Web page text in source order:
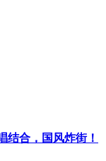
结合，国风炸街！